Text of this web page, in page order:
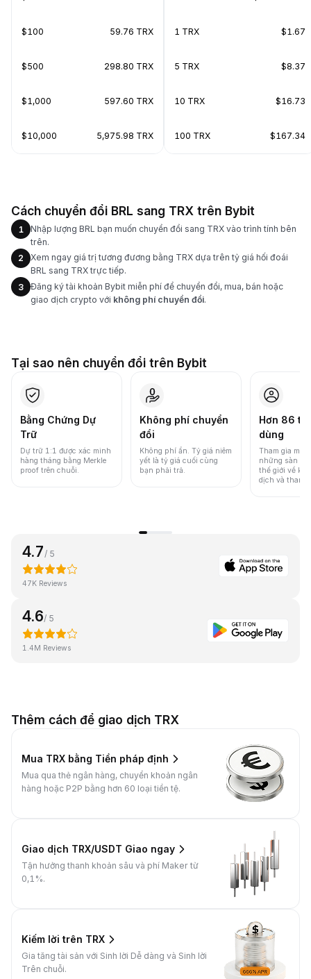
$100 59.76 TRX
$500 298.80 TRX
$1,000 597.60 TRX
$10,000 5,975.98 TRX
1 TRX $1.67
5 TRX $8.37
10 TRX $16.73
100 TRX $167.34
Cách chuyển đổi BRL sang TRX trên Bybit
1
Nhập lượng BRL bạn muốn chuyển đổi sang TRX vào trình tính bên
trên.
2
Xem ngay giá trị tương đương bằng TRX dựa trên tỷ giá hối đoái
BRL sang TRX trực tiếp.
3
Đăng ký tài khoản Bybit miễn phí để chuyển đổi, mua, bán hoặc
giao dịch crypto với không phí chuyển đổi.
Tại sao nên chuyển đổi trên Bybit
Bằng Chứng Dự
Trữ
Dự trữ 1:1 được xác minh
hàng tháng bằng Merkle
proof trên chuỗi.
Không phí chuyển
đổi
Không phí ẩn. Tỷ giá niêm
yết là tỷ giá cuối cùng
bạn phải trả.
Hơn 86
dùng
Tham gia một
những sàn
thế giới về
dịch và thanh
4.7 / 5
47K Reviews
4.6/ 5
1.4M Reviews
Thêm cách để giao dịch TRX
Mua TRX bằng Tiền pháp định
Mua qua thẻ ngân hàng, chuyển khoản ngân
hàng hoặc P2P bằng hơn 60 loại tiền tệ.
Giao dịch TRX/USDT Giao ngay
Tận hưởng thanh khoản sâu và phí Maker từ
0,1%.
Kiếm lời trên TRX
Gia tăng tài sản với Sinh lời Dễ dàng và Sinh lời
Trên chuỗi.